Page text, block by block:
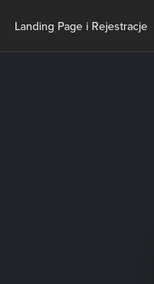
kategorie Szkolenia
Landing Page i Rejestracje